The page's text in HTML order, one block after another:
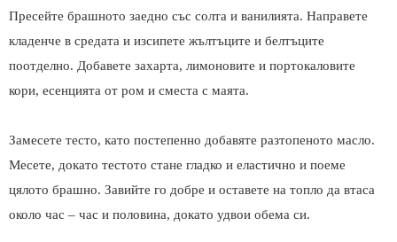
Пресейте брашното заедно със солта и ванилията. Направете
кладенче в средата и изсипете жълтъците и белтъците
поотделно. Добавете захарта, лимоновите и портокаловите
кори, есенцията от ром и сместа с маята.
Замесете тесто, като постепенно добавяте разтопеното масло.
Месете, докато тестото стане гладко и еластично и поеме
цялото брашно. Завийте го добре и оставете на топло да втаса
около час – час и половина, докато удвои обема си.